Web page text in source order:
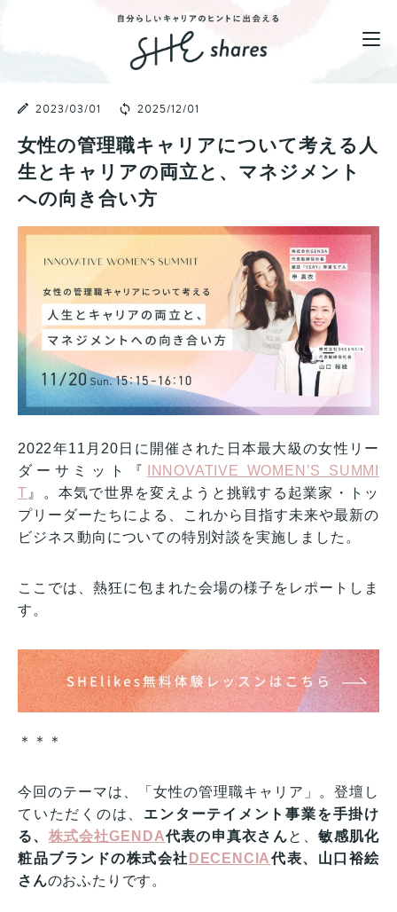
2023/03/01 2025/12/01
女性の管理職キャリアについて考える人
生とキャリアの両立と、マネジメント
への向き合い方
2022年11月20日に開催された日本最大級の女性リー
ダーサミット『
INNOVATIVE WOMEN’S SUMMI
T 』。本気で世界を変えようと挑戦する起業家・トッ
プリーダーたちによる、これから目指す未来や最新の
ビジネス動向についての特別対談を実施しました。
ここでは、熱狂に包まれた会場の様子をレポートしま
す。
＊＊＊
今回のテーマは、「女性の管理職キャリア」。登壇し
ていただくのは、 エンターテイメント事業を手掛け
る、 株式会社GENDA代表の申真衣さんと、敏感肌化
粧品ブランドの株式会社 DECENCIA代表、山口裕絵
さんのおふたりです。